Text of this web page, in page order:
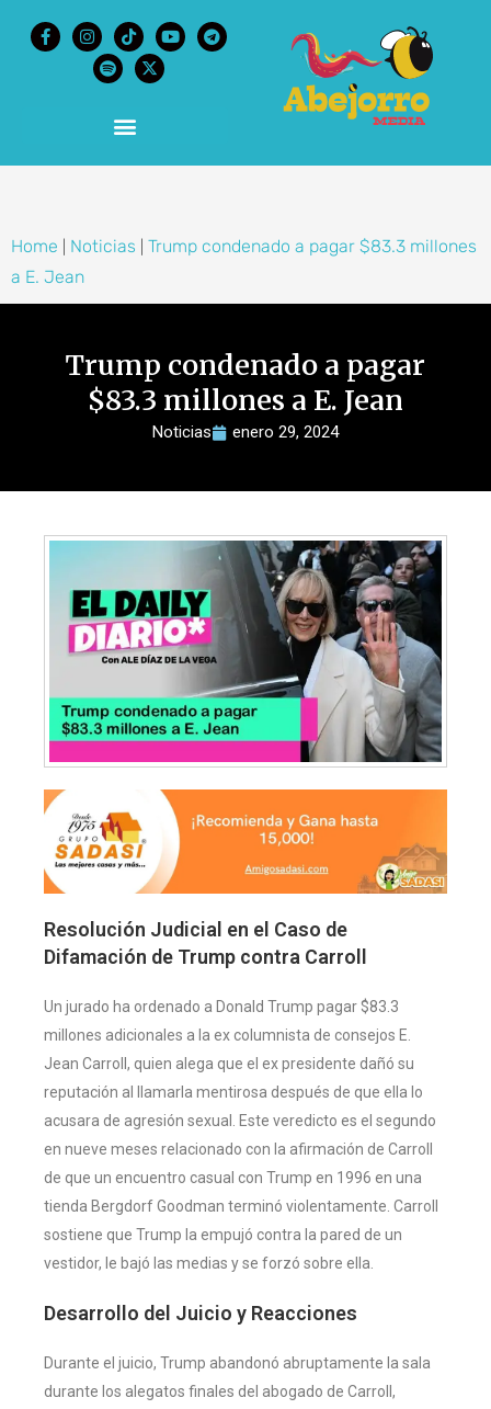
Home Noticias
Trump condenado a pagar $83.3 millones
a E. Jean
Trump condenado a pagar
$83.3 millones a E. Jean
Noticias enero 29, 2024
Resolución Judicial en el Caso de
Difamación de Trump contra Carroll
Un jurado ha ordenado a Donald Trump pagar $83.3
millones adicionales a la ex columnista de consejos E.
Jean Carroll, quien alega que el ex presidente dañó su
reputación al llamarla mentirosa después de que ella lo
acusara de agresión sexual. Este veredicto es el segundo
en nueve meses relacionado con la afirmación de Carroll
de que un encuentro casual con Trump en 1996 en una
tienda Bergdorf Goodman terminó violentamente. Carroll
sostiene que Trump la empujó contra la pared de un
vestidor, le bajó las medias y se forzó sobre ella.
Desarrollo del Juicio y Reacciones
Durante el juicio, Trump abandonó abruptamente la sala
durante los alegatos finales del abogado de Carroll,